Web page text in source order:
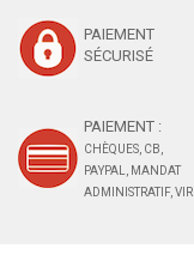
PAIEMENT
SÉCURISÉ
PAIEMENT :
CHÈQUES, CB,
PAYPAL, MANDAT
ADMINISTRATIF,